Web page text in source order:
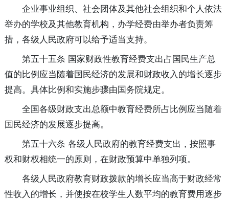
企业事业组织、社会团体及其他社会组织和个人依法
举办的学校及其他教育机构，办学经费由举办者负责筹
措，各级人民政府可以给予适当支持。
第五十五条 国家财政性教育经费支出占国民生产总
值的比例应当随着国民经济的发展和财政收入的增长逐步
提高。具体比例和实施步骤由国务院规定。
全国各级财政支出总额中教育经费所占比例应当随着
国民经济的发展逐步提高。
第五十六条 各级人民政府的教育经费支出，按照事
权和财权相统一的原则，在财政预算中单独列项。
各级人民政府教育财政拨款的增长应当高于财政经常
性收入的增长，并使按在校学生人数平均的教育费用逐步